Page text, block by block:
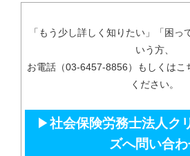
「もう少し詳しく知りたい」「困っ
いう方、
お電話（03-6457-8856）もしくはこ
ください。
▶社会保険労務士法人ク
ズへ問い合